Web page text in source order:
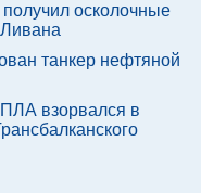
осколочные
танкер нефтяной
взорвался в